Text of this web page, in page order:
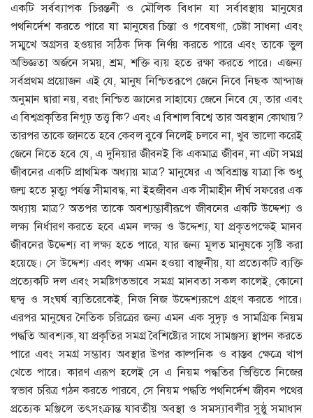
একটি সর্বব্যাপক চিরন্তনী ও মৌলিক বিধান যা সর্বাবস্থায় মানুষের
পথনির্দেশ করতে পারে যা মানুষের চিন্তা ও গবেষণা, চেষ্টা সাধনা এবং
সম্মুখে অগ্রসর হওয়ার সঠিক দিক নির্ণয় করতে পারে এবং তাকে ভুল
অভিজ্ঞতা অর্জনে সময়, শ্রম, শক্তি ব্যয় হতে রক্ষা করতে পারে। এজন্য
সর্বপ্রথম প্রয়োজন এই যে, মানুষ নিশ্চিতরূপে জেনে নিবে নিছক আন্দাজ
অনুমান দ্বারা নয়, বরং নিশ্চিত জ্ঞানের সাহায্যে জেনে নিবে যে, তার এবং
এ বিশ্বপ্রকৃতির নিগূঢ় তত্ত্ব কি? এবং এ বিশাল বিশ্বে তার অবস্থান কোথায়?
তারপর তাকে জানতে হবে কেবল বুঝে নিলেই চলবে না, খুব ভালো করেই
জেনে নিতে হবে যে, এ দুনিয়ার জীবনই কি একমাত্র জীবন, না এটা সমগ্র
জীবনের একটি প্রাথমিক অধ্যায় মাত্র? মানুষের এ অবিশ্রান্ত যাত্রা কি শুধু
জন্ম হতে মৃত্যু পর্যন্ত সীমাবদ্ধ, না ইহজীবন এক সীমাহীন দীর্ঘ সফরের এক
অধ্যায় মাত্র? অতপর তাকে অবশ্যম্ভাবীরূপে জীবনের একটি উদ্দেশ্য ও
লক্ষ্য নির্ধারণ করতে হবে এমন লক্ষ্য ও উদ্দেশ্য, যা প্রকৃতপক্ষেই মানব
জীবনের উদ্দেশ্য বা লক্ষ্য হতে পারে, যার জন্য মূলত মানুষকে সৃষ্টি করা
হয়েছে। সে উদ্দেশ্য এবং লক্ষ্য এমন হওয়া বাঞ্ছনীয়, যা প্রত্যেকটি ব্যক্তি
প্রত্যেকটি দল এবং সমষ্টিগতভাবে সমগ্র মানবতা সকল কালেই, কোনো
দ্বন্দ্ব ও সংঘর্ষ ব্যতিরেকেই, নিজ নিজ উদ্দেশ্যরূপে গ্রহণ করতে পারে।
এরপর মানুষের নৈতিক চরিত্রের জন্য এমন এক সুদৃঢ় ও সামগ্রিক নিয়ম
পদ্ধতি আবশ্যক, যা প্রকৃতির সমগ্র বৈশিষ্ট্যের সাথে সামঞ্জস্য স্থাপন করতে
পারে এবং সমগ্র সম্ভাব্য অবস্থার উপর কাল্পনিক ও বাস্তব ক্ষেত্রে খাপ
খেতে পারে। কারণ এরূপ হলেই সে এ নিয়ম পদ্ধতির ভিত্তিতে নিজের
স্বভাব চরিত্র গঠন করতে পারবে, সে নিয়ম পদ্ধতি পথনির্দেশ জীবন পথের
প্রত্যেক মঞ্জিলে তৎসংক্রান্ত যাবতীয় অবস্থা ও সমস্যাবলীর সুষ্ঠু সমাধান